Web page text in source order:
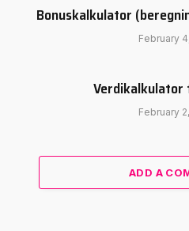
Bonuskalkulator
February
Verdikalkulator
February
ADD A